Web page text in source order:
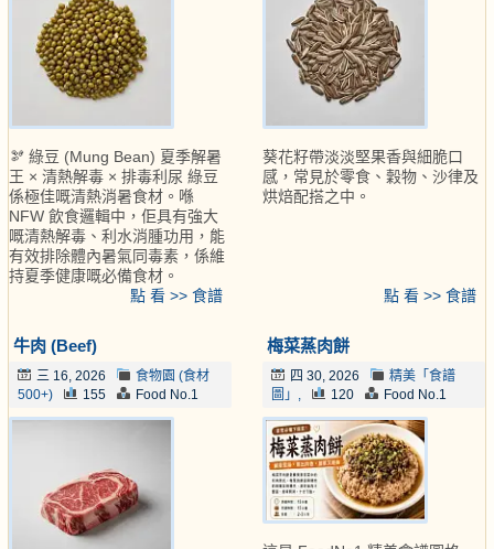
🫘 綠豆 (Mung Bean) 夏季解暑
王 × 清熱解毒 × 排毒利尿 綠豆
係極佳嘅清熱消暑食材。喺
NFW 飲食邏輯中，佢具有強大
嘅清熱解毒、利水消腫功用，能
有效排除體內暑氣同毒素，係維
持夏季健康嘅必備食材。
點 看 >> 食譜
葵花籽帶淡淡堅果香與細脆口
感，常見於零食、穀物、沙律及
烘焙配搭之中。
點 看 >> 食譜
牛肉 (Beef)
三 16, 2026
食物園 (食材
500+)
155 Food No.1
梅菜蒸肉餅
四 30, 2026
精美「食譜
圖」,
120 Food No.1